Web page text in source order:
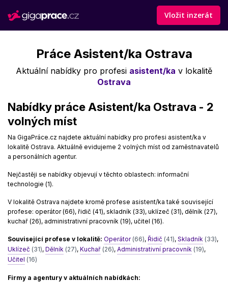
Vložit inzerát
Práce Asistent/ka Ostrava
Aktuální nabídky pro profesi asistent/ka v lokalitě
Ostrava
Nabídky práce Asistent/ka Ostrava - 2
volných míst
Na GigaPráce.cz najdete aktuální nabídky pro profesi asistent/ka v
lokalitě Ostrava. Aktuálně evidujeme 2 volných míst od zaměstnavatelů
a personálních agentur.
Nejčastěji se nabídky objevují v těchto oblastech: informační
technologie (1).
V lokalitě Ostrava najdete kromě profese asistent/ka také související
profese: operátor (66), řidič (41), skladník (33), uklízeč (31), dělník (27),
kuchař (26), administrativní pracovník (19), učitel (16).
Související profese v lokalitě: Operátor (66), Řidič (41), Skladník (33),
Uklízeč (31), Dělník (27), Kuchař (26), Administrativní pracovník (19),
Učitel (16)
Firmy a agentury v aktuálních nabídkách: